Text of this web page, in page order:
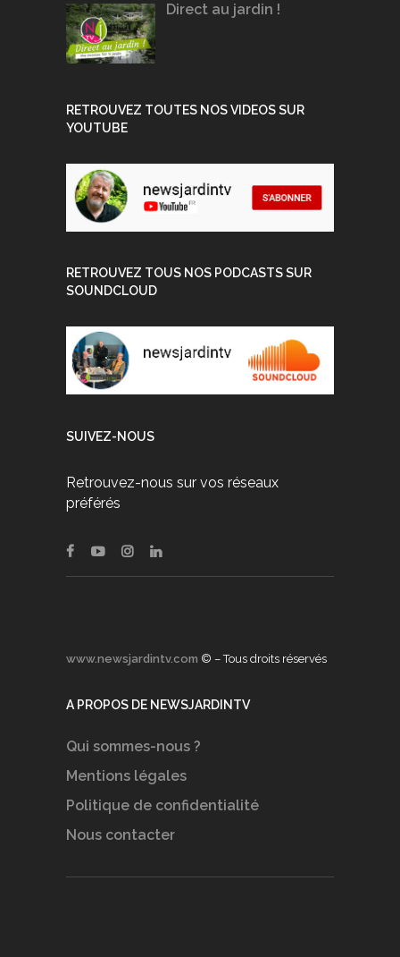
Direct au jardin !
RETROUVEZ TOUTES NOS VIDEOS SUR
YOUTUBE
RETROUVEZ TOUS NOS PODCASTS SUR
SOUNDCLOUD
SUIVEZ-NOUS
Retrouvez-nous sur vos réseaux
préférés
www.newsjardintv.com © – Tous droits réservés
A PROPOS DE NEWSJARDINTV
Qui sommes-nous ?
Mentions légales
Politique de confidentialité
Nous contacter